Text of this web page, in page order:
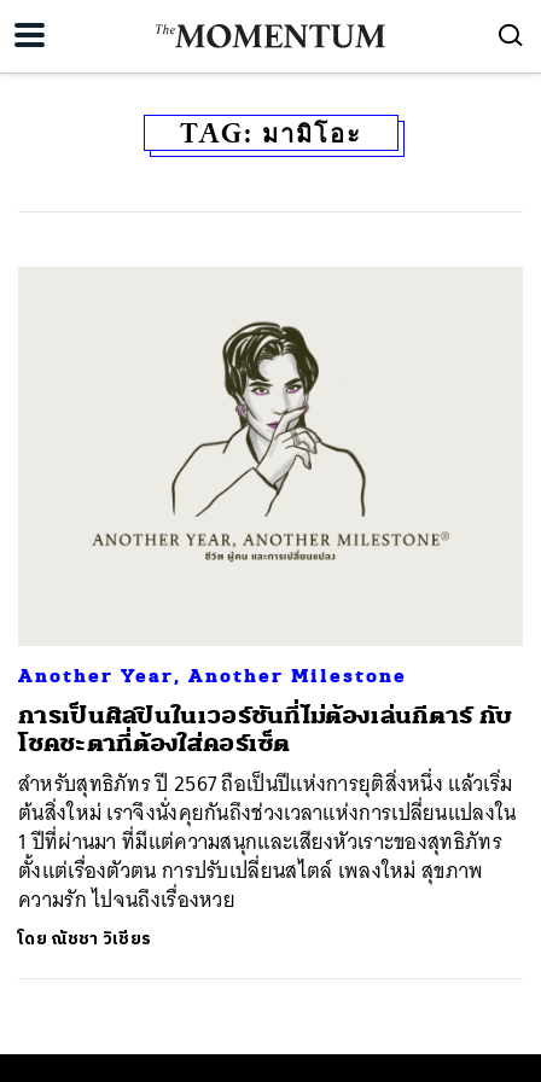
TAG: มามิโอะ
Another Year, Another Milestone
การเป็นศิลปินในเวอร์ชันที่ไม่ต้องเล่นกีตาร์ กับ
โชคชะตาที่ต้องใส่คอร์เซ็ต
สำหรับสุทธิภัทร ปี 2567 ถือเป็นปีแห่งการยุติสิ่งหนึ่ง แล้วเริ่ม
ต้นสิ่งใหม่ เราจึงนั่งคุยกันถึงช่วงเวลาแห่งการเปลี่ยนแปลงใน
1 ปีที่ผ่านมา ที่มีแต่ความสนุกและเสียงหัวเราะของสุทธิภัทร
ตั้งแต่เรื่องตัวตน การปรับเปลี่ยนสไตล์ เพลงใหม่ สุขภาพ
ความรัก ไปจนถึงเรื่องหวย
โดย ณัชชา วิเชียร
SHARE TWEET LINE EMAIL